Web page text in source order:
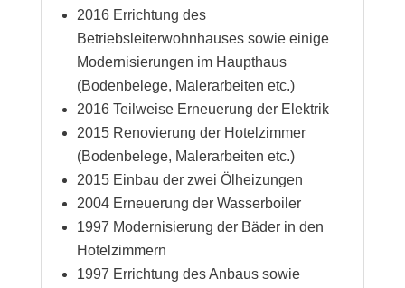
2016 Errichtung des
Betriebsleiterwohnhauses sowie einige
Modernisierungen im Haupthaus
(Bodenbelege, Malerarbeiten etc.)
2016 Teilweise Erneuerung der Elektrik
2015 Renovierung der Hotelzimmer
(Bodenbelege, Malerarbeiten etc.)
2015 Einbau der zwei Ölheizungen
2004 Erneuerung der Wasserboiler
1997 Modernisierung der Bäder in den
Hotelzimmern
1997 Errichtung des Anbaus sowie